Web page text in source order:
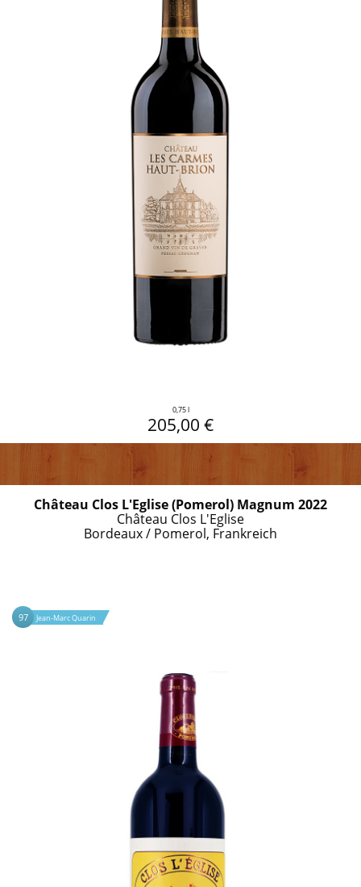
0,75 l
205,00 €
Château Clos L'Eglise (Pomerol) Magnum 2022
Château Clos L'Eglise
Bordeaux / Pomerol, Frankreich
97 Jean-Marc Quarin